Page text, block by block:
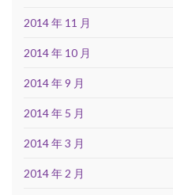
2014 年 11 月
2014 年 10 月
2014 年 9 月
2014 年 5 月
2014 年 3 月
2014 年 2 月